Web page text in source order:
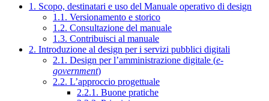
1. Scopo, destinatari e uso del Manuale operativo di design
1.1. Versionamento e storico
1.2. Consultazione del manuale
1.3. Contribuisci al manuale
2. Introduzione al design per i servizi pubblici digitali
2.1. Design per l’amministrazione digitale (e-
government)
2.2. L’approccio progettuale
2.2.1. Buone pratiche